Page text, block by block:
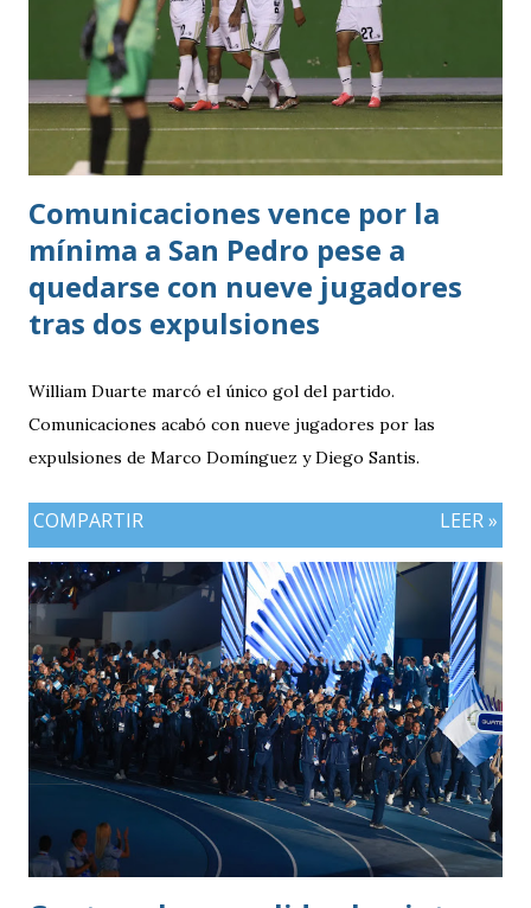
Comunicaciones vence por la
mínima a San Pedro pese a
quedarse con nueve jugadores
tras dos expulsiones
William Duarte marcó el único gol del partido.
Comunicaciones acabó con nueve jugadores por las
expulsiones de Marco Domínguez y Diego Santis.
COMPARTIR LEER »